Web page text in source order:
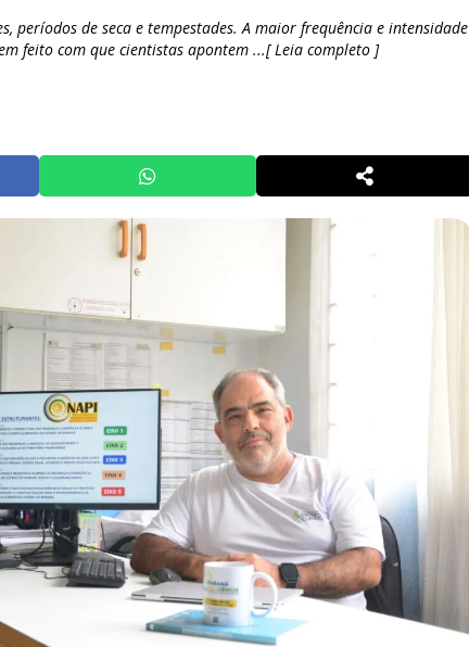
períodos de seca e tempestades. A maior frequência e intensidade
feito com que cientistas apontem ...[ Leia completo ]